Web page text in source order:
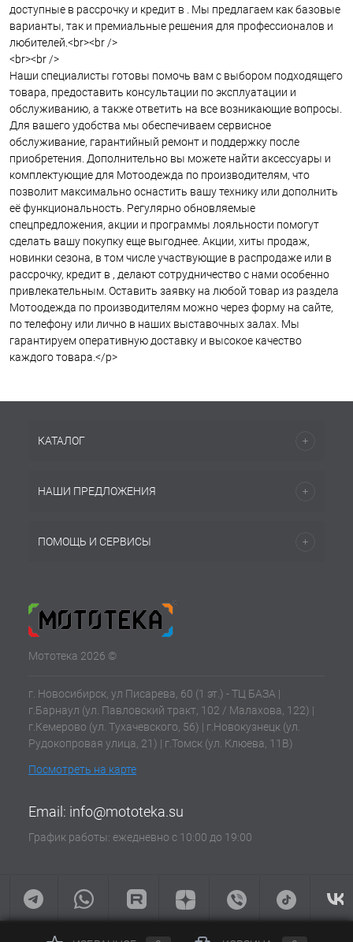
доступные в рассрочку и кредит в . Мы предлагаем как базовые
варианты, так и премиальные решения для профессионалов и
любителей.<br><br />
<br><br />
Наши специалисты готовы помочь вам с выбором подходящего
товара, предоставить консультации по эксплуатации и
обслуживанию, а также ответить на все возникающие вопросы.
Для вашего удобства мы обеспечиваем сервисное
обслуживание, гарантийный ремонт и поддержку после
приобретения. Дополнительно вы можете найти аксессуары и
комплектующие для Мотоодежда по производителям, что
позволит максимально оснастить вашу технику или дополнить
её функциональность. Регулярно обновляемые
спецпредложения, акции и программы лояльности помогут
сделать вашу покупку еще выгоднее. Акции, хиты продаж,
новинки сезона, в том числе участвующие в распродаже или в
рассрочку, кредит в , делают сотрудничество с нами особенно
привлекательным. Оставить заявку на любой товар из раздела
Мотоодежда по производителям можно через форму на сайте,
по телефону или лично в наших выставочных залах. Мы
гарантируем оперативную доставку и высокое качество
каждого товара.</p>
КАТАЛОГ
НАШИ ПРЕДЛОЖЕНИЯ
ПОМОЩЬ И СЕРВИСЫ
Мототека 2026 ©
г. Новосибирск, ул Писарева, 60 (1 эт.) - ТЦ БАЗА |
г.Барнаул (ул. Павловский тракт, 102 / Малахова, 122) |
г.Кемерово (ул. Тухачевского, 56) | г.Новокузнецк (ул.
Рудокопровая улица, 21) | г.Томск (ул. Клюева, 11В)
Посмотреть на карте
Email: info@mototeka.su
График работы: ежедневно с 10:00 до 19:00